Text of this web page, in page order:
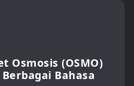
Osmosis (OSMO)
Bahasa